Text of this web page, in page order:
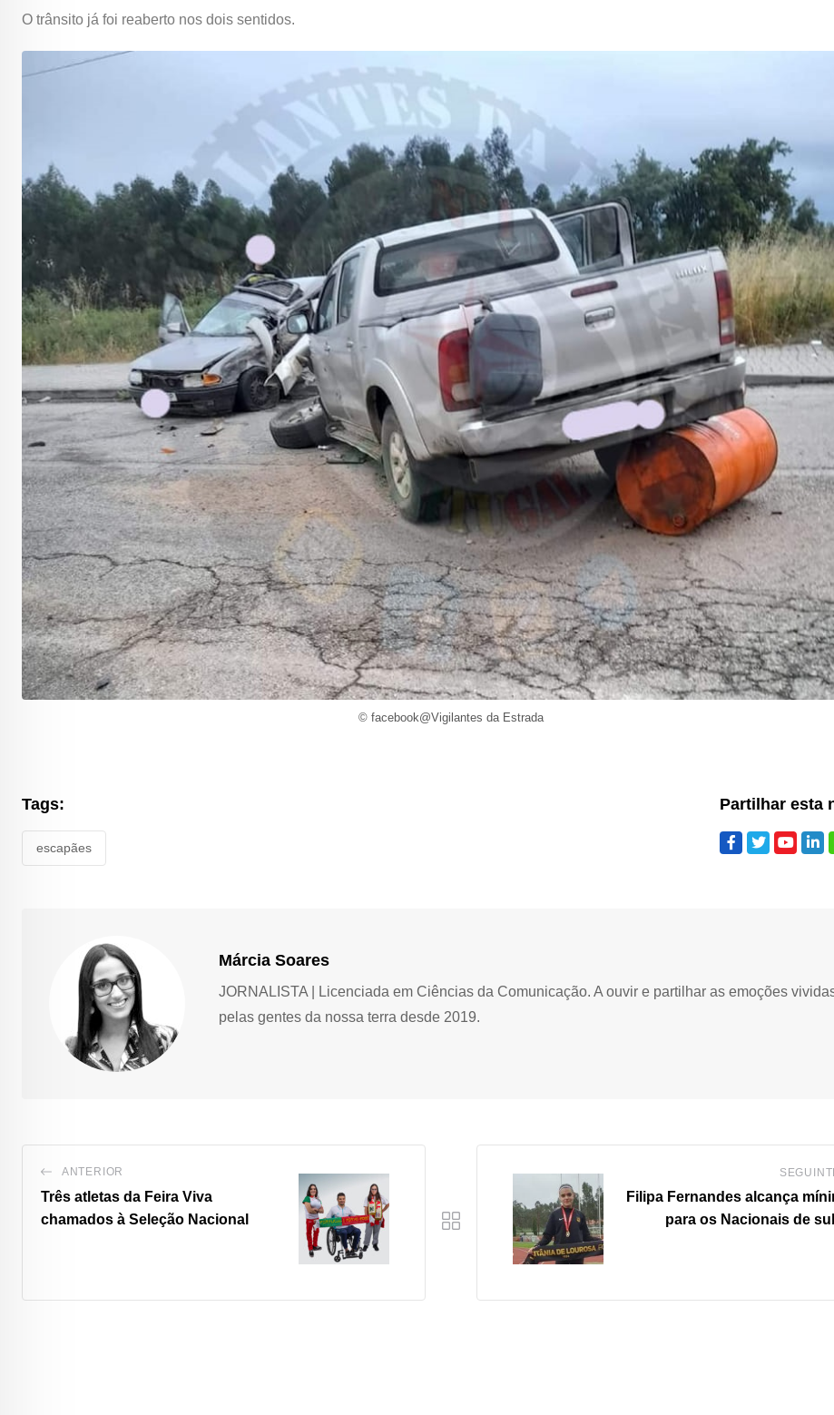
O trânsito já foi reaberto nos dois sentidos.
© facebook@Vigilantes da Estrada
Tags:
escapães
Partilhar esta
Márcia Soares
JORNALISTA | Licenciada em Ciências da Comunicação. A ouvir e partilhar as emoções
pelas gentes da nossa terra desde 2019.
ANTERIOR
Três atletas da Feira Viva
chamados à Seleção Nacional
Filipa Fernandes alcança
para os Nacionais de